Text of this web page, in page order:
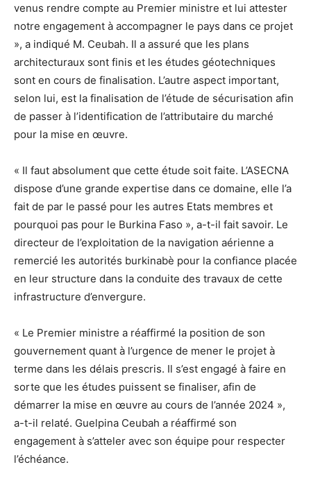
venus rendre compte au Premier ministre et lui attester
notre engagement à accompagner le pays dans ce projet
», a indiqué M. Ceubah. Il a assuré que les plans
architecturaux sont finis et les études géotechniques
sont en cours de finalisation. L’autre aspect important,
selon lui, est la finalisation de l’étude de sécurisation afin
de passer à l’identification de l’attributaire du marché
pour la mise en œuvre.
« Il faut absolument que cette étude soit faite. L’ASECNA
dispose d’une grande expertise dans ce domaine, elle l’a
fait de par le passé pour les autres Etats membres et
pourquoi pas pour le Burkina Faso », a-t-il fait savoir. Le
directeur de l’exploitation de la navigation aérienne a
remercié les autorités burkinabè pour la confiance placée
en leur structure dans la conduite des travaux de cette
infrastructure d’envergure.
« Le Premier ministre a réaffirmé la position de son
gouvernement quant à l’urgence de mener le projet à
terme dans les délais prescris. Il s’est engagé à faire en
sorte que les études puissent se finaliser, afin de
démarrer la mise en œuvre au cours de l’année 2024 »,
a-t-il relaté. Guelpina Ceubah a réaffirmé son
engagement à s’atteler avec son équipe pour respecter
l’échéance.